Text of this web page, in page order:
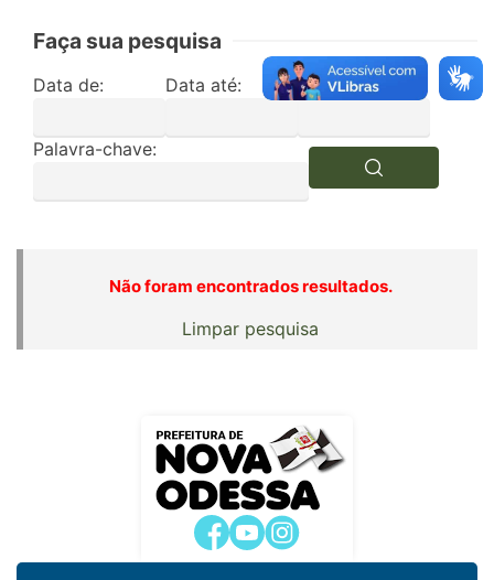
Faça sua pesquisa
Data de: Data até: Edição:
Palavra-chave:
Não foram encontrados resultados.
Limpar pesquisa